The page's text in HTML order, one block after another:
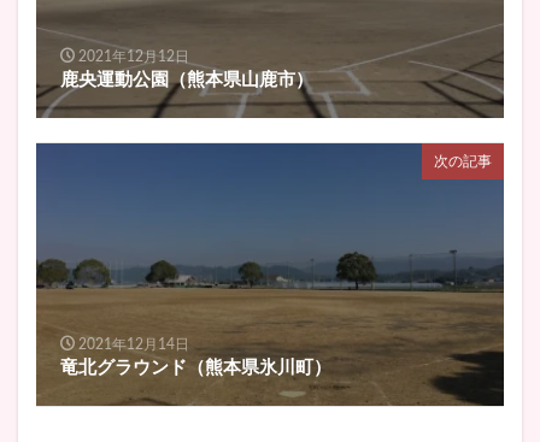
2021年12月12日
鹿央運動公園（熊本県山鹿市）
次の記事
2021年12月14日
竜北グラウンド（熊本県氷川町）